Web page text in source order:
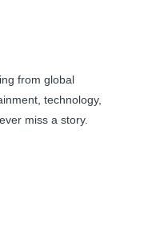
from global
technology,
miss a story.